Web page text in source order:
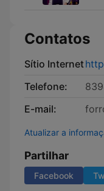
Contatos
Sítio Internet
Telefone:
E-mail:
Atualizar a
Partilhar
Facebook